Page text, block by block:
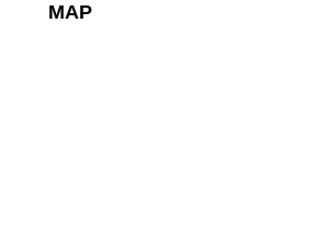
MAP